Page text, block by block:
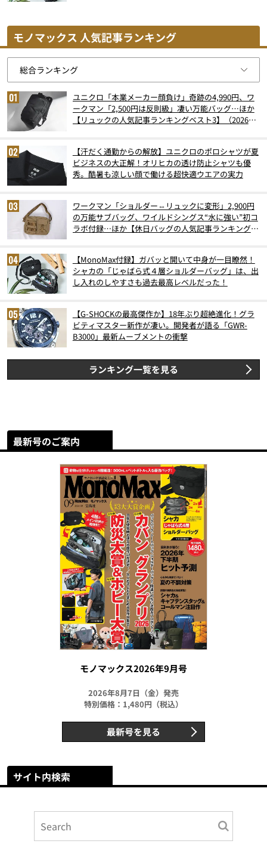
モノマックス 人気記事ランキング
ユニクロ「本業メーカー顔負け」奇跡の4,990円、ワ
ークマン「2,500円は反則級」凄い万能バッグ…ほか
【リュックの人気記事ランキングベスト3】（2026年
【汗だく通勤からの解放】ユニクロのポロシャツが夏
ビジネスの大正解！オリヒカの透け防止シャツも優
秀。酷暑も涼しい顔で働ける超快適ウエアの実力
ワークマン「ショルダー⇔リュックに変形」2,900円
の万能サブバッグ、ワイルドシングス“水に強い”初コ
ラボ付録…ほか【休日バッグの人気記事ランキングベ
【MonoMax付録】ガバッと開いて中身が一目瞭然！
シャカの「じゃばら式４層ショルダーバッグ」は、出
し入れのしやすさも過去最高レベルだった！
【G-SHOCKの最高傑作か】18年ぶり超絶進化！グラ
ビティマスター新作が凄い。開発者が語る「GWR-
B3000」最新ムーブメントの衝撃
ランキング一覧を見る
最新号のご案内
モノマックス2026年9月号
2026年8月7日（金）発売
特別価格：1,480円（税込）
最新号を見る
サイト内検索